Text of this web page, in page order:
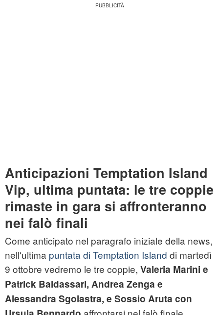
Anticipazioni Temptation Island
Vip, ultima puntata: le tre coppie
rimaste in gara si affronteranno
nei falò finali
Come anticipato nel paragrafo iniziale della news,
nell'ultima puntata di Temptation Island di martedì
9 ottobre vedremo le tre coppie, Valeria Marini e
Patrick Baldassari, Andrea Zenga e
Alessandra Sgolastra, e Sossio Aruta con